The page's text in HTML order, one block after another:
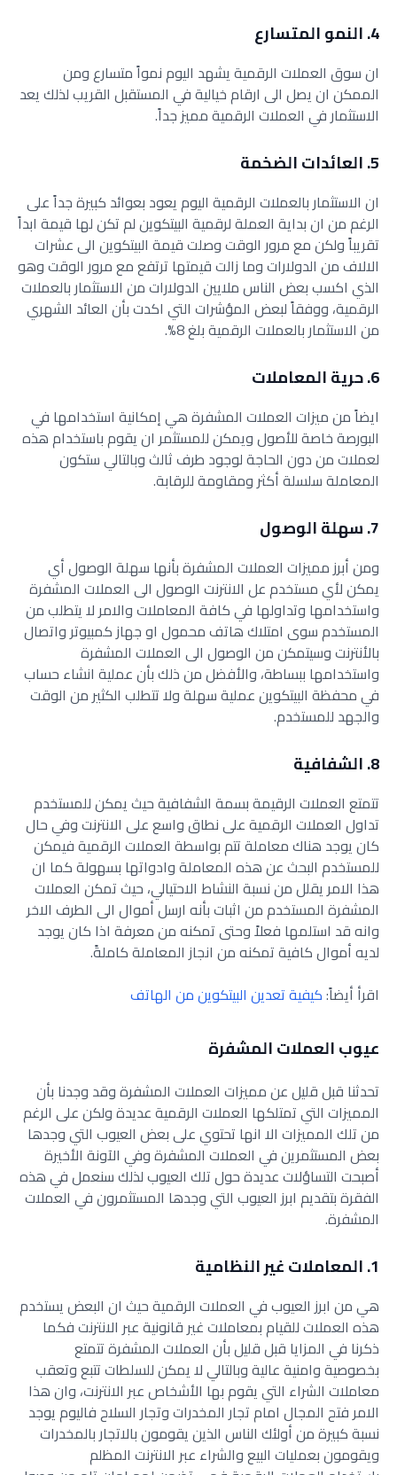
4. النمو المتسارع
ان سوق العملات الرقمية يشهد اليوم نمواً متسارع ومن
الممكن ان يصل الى ارقام خيالية في المستقبل القريب لذلك يعد
الاستثمار في العملات الرقمية مميز جداً.
5. العائدات الضخمة
ان الاستثمار بالعملات الرقمية اليوم يعود بعوائد كبيرة جداً على
الرغم من ان بداية العملة لرقمية البيتكوين لم تكن لها قيمة ابداً
تقريباً ولكن مع مرور الوقت وصلت قيمة البيتكوين الى عشرات
الالاف من الدولارات وما زالت قيمتها ترتفع مع مرور الوقت وهو
الذي اكسب بعض الناس ملايين الدولارات من الاستثمار بالعملات
الرقمية، ووفقاً لبعض المؤشرات التي اكدت بأن العائد الشهري
من الاستثمار بالعملات الرقمية بلغ 8%.
6. حرية المعاملات
ايضاً من ميزات العملات المشفرة هي إمكانية استخدامها في
البورصة خاصة للأصول ويمكن للمستثمر ان يقوم باستخدام هذه
لعملات من دون الحاجة لوجود طرف ثالث وبالتالي ستكون
المعاملة سلسلة أكثر ومقاومة للرقابة.
7. سهلة الوصول
ومن أبرز مميزات العملات المشفرة بأنها سهلة الوصول أي
يمكن لأي مستخدم عل الانترنت الوصول الى العملات المشفرة
واستخدامها وتداولها في كافة المعاملات والامر لا يتطلب من
المستخدم سوى امتلاك هاتف محمول او جهاز كمبيوتر واتصال
بالأنترنت وسيتمكن من الوصول الى العملات المشفرة
واستخدامها ببساطة، والأفضل من ذلك بأن عملية انشاء حساب
في محفظة البيتكوين عملية سهلة ولا تتطلب الكثير من الوقت
والجهد للمستخدم.
8. الشفافية
تتمتع العملات الرقيمة بسمة الشفافية حيث يمكن للمستخدم
تداول العملات الرقمية على نطاق واسع على الانترنت وفي حال
كان يوجد هناك معاملة تتم بواسطة العملات الرقمية فيمكن
للمستخدم البحث عن هذه المعاملة وادواتها بسهولة كما ان
هذا الامر يقلل من نسبة النشاط الاحتيالي، حيث تمكن العملات
المشفرة المستخدم من اثبات بأنه ارسل أموال الى الطرف الاخر
وانه قد استلمها فعلاً وحتى تمكنه من معرفة اذا كان يوجد
لديه أموال كافية تمكنه من انجاز المعاملة كاملةً.
اقرأ أيضاً:كيفية تعدين البيتكوين من الهاتف
عيوب العملات المشفرة
تحدثنا قبل قليل عن مميزات العملات المشفرة وقد وجدنا بأن
المميزات التي تمتلكها العملات الرقمية عديدة ولكن على الرغم
من تلك المميزات الا انها تحتوي على بعض العيوب التي وجدها
بعض المستثمرين في العملات المشفرة وفي الآونة الأخيرة
أصبحت التساؤلات عديدة حول تلك العيوب لذلك سنعمل في هذه
الفقرة بتقديم ابرز العيوب التي وجدها المستثمرون في العملات
المشفرة.
1. المعاملات غير النظامية
هي من ابرز العيوب في العملات الرقمية حيث ان البعض يستخدم
هذه العملات للقيام بمعاملات غير قانونية عبر الانترنت فكما
ذكرنا في المزايا قبل قليل بأن العملات المشفرة تتمتع
بخصوصية وامنية عالية وبالتالي لا يمكن للسلطات تتبع وتعقب
معاملات الشراء التي يقوم بها الأشخاص عبر الانترنت، وان هذا
الامر فتح المجال امام تجار المخدرات وتجار السلاح فاليوم يوجد
نسبة كبيرة من أولئك الناس الذين يقومون بالاتجار بالمخدرات
ويقومون بعمليات البيع والشراء عبر الانترنت المظلم